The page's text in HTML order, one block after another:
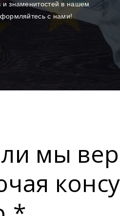
знаменитостей в нашем
с нами!
мы